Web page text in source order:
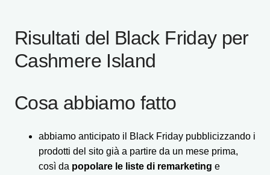
Risultati del Black Friday per
Cashmere Island
Cosa abbiamo fatto
abbiamo anticipato il Black Friday pubblicizzando i
prodotti del sito già a partire da un mese prima,
così da popolare le liste di remarketing e